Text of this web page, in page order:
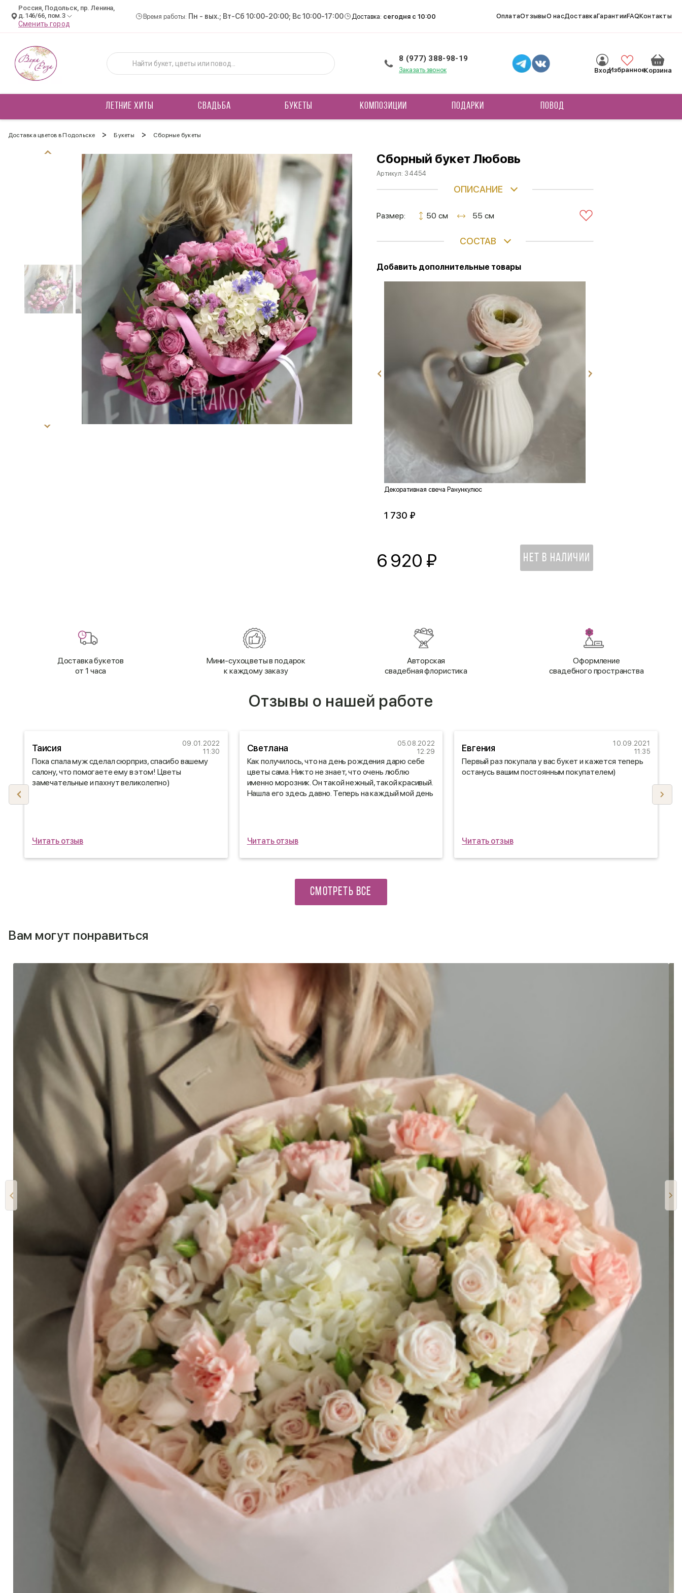
Россия, Подольск, пр. Ленина,
д.146/66, пом.3
Сменить город
Время работы: Пн - вых.; Вт-Сб 10:00-20:00; Вс 10:00-17:00 Доставка: сегодня с 10:00 ОплатаОтзывыО насДоставкаГарантииFAQКонтакты
8 (977) 388-98-19
Заказать звонок ВходИзбранноеКорзина
ЛЕТНИЕ ХИТЫ СВАДЬБА БУКЕТЫ КОМПОЗИЦИИ ПОДАРКИ ПОВОД
Доставка цветов в Подольске > Букеты > Сборные букеты
Сборный букет Любовь
Артикул: 34454
ОПИСАНИЕ
Размер: 50 см 55 см
СОСТАВ
Добавить дополнительные товары
Декоративная свеча Ранункулюс
1 730 ₽
6 920 ₽ НЕТ В НАЛИЧИИ
Доставка букетов
от 1 часа
Мини-сухоцветы в подарок
к каждому заказу
Авторская
свадебная флористика
Оформление
свадебного пространства
Отзывы о нашей работе
Таисия
09.01.2022
11:30
Пока спала муж сделал сюрприз, спасибо вашему
салону, что помогаете ему в этом! Цветы
замечательные и пахнут великолепно)
Читать отзыв
Светлана
05.08.2022
12:29
Как получилось, что на день рождения дарю себе
цветы сама. Никто не знает, что очень люблю
именно морозник. Он такой нежный, такой красивый.
Нашла его здесь давно. Теперь на каждый мой день
Читать отзыв
Евгения
10.09.2021
11:35
Первый раз покупала у вас букет и кажется теперь
останусь вашим постоянным покупателем)
Читать отзыв
СМОТРЕТЬ ВСЕ
Вам могут понравиться